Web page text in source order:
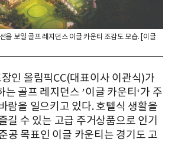
을 보일 골프 레지던스 이글 카운티 조감도 모습. [이글
인 올림픽CC(대표이사 이관식)가
는 골프 레지던스 ’이글 카운티‘가 주
람을 일으키고 있다. 호텔식 생활을
길 수 있는 고급 주거상품으로 인기
공 목표인 이글 카운티는 경기도 고